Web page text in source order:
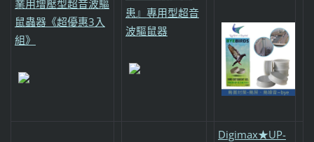
業用增壓型超音波驅
鼠蟲器《超優惠3入
組》
患』專用型超音
波驅鼠器
Digimax★UP-